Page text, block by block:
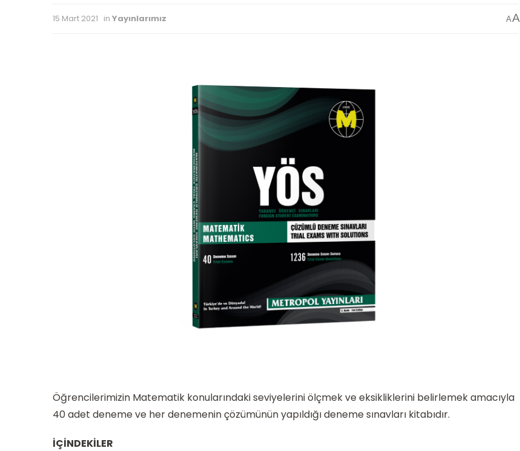
15 Mart 2021 in Yayınlarımız AA
Öğrencilerimizin Matematik konularındaki seviyelerini ölçmek ve eksikliklerini belirlemek amacıyla
40 adet deneme ve her denemenin çözümünün yapıldığı deneme sınavları kitabıdır.
İÇİNDEKİLER